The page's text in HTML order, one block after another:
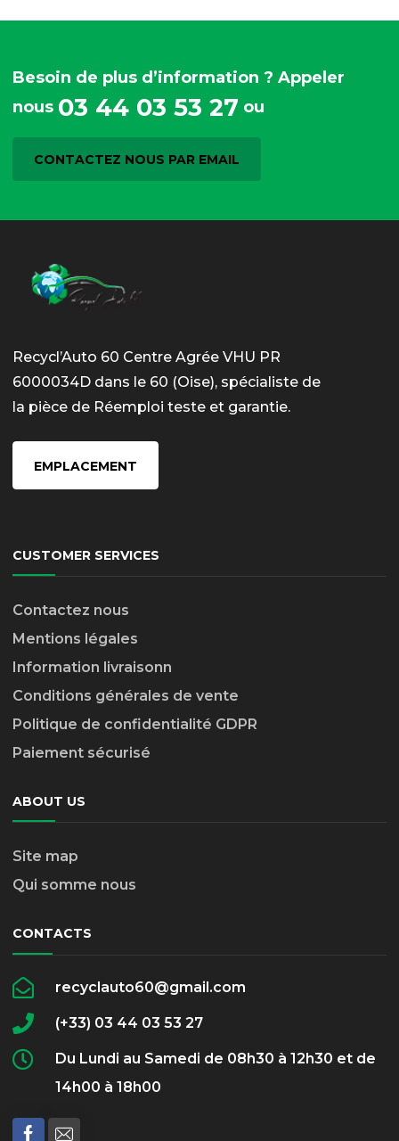
Besoin de plus d’information ? Appeler
nous 03 44 03 53 27 ou
CONTACTEZ NOUS PAR EMAIL
Recycl’Auto 60 Centre Agrée VHU PR
6000034D dans le 60 (Oise), spécialiste de
la pièce de Réemploi teste et garantie.
EMPLACEMENT
CUSTOMER SERVICES
Contactez nous
Mentions légales
Information livraisonn
Conditions générales de vente
Politique de confidentialité GDPR
Paiement sécurisé
ABOUT US
Site map
Qui somme nous
CONTACTS
recyclauto60@gmail.com
(+33) 03 44 03 53 27
Du Lundi au Samedi de 08h30 à 12h30 et de
14h00 à 18h00